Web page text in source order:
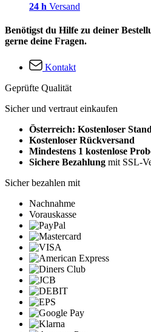
24 h Versand
Benötigst du Hilfe zu deiner
gerne deine Fragen.
Kontakt
Geprüfte Qualität
Sicher und vertraut einkaufen
Österreich: Kostenloser
Kostenloser Rückversand
Mindestens 1 kostenlose
Sichere Bezahlung mit SSL-
Sicher bezahlen mit
Nachnahme
Vorauskasse